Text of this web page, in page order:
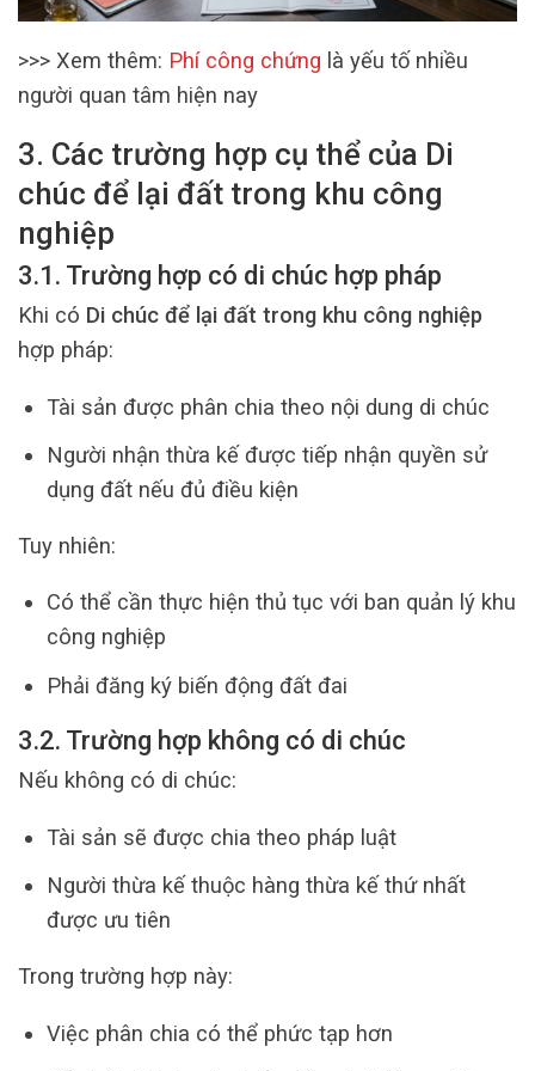
>>> Xem thêm: Phí công chứng là yếu tố nhiều
người quan tâm hiện nay
3. Các trường hợp cụ thể của Di
chúc để lại đất trong khu công
nghiệp
3.1. Trường hợp có di chúc hợp pháp
Khi có Di chúc để lại đất trong khu công nghiệp
hợp pháp:
Tài sản được phân chia theo nội dung di chúc
Người nhận thừa kế được tiếp nhận quyền sử
dụng đất nếu đủ điều kiện
Tuy nhiên:
Có thể cần thực hiện thủ tục với ban quản lý khu
công nghiệp
Phải đăng ký biến động đất đai
3.2. Trường hợp không có di chúc
Nếu không có di chúc:
Tài sản sẽ được chia theo pháp luật
Người thừa kế thuộc hàng thừa kế thứ nhất
được ưu tiên
Trong trường hợp này:
Việc phân chia có thể phức tạp hơn